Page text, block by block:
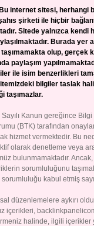
Bu internet sitesi, herhangi
şirketi ile hiçbir
Sitede yalnızca kendi
Burada yer
olup, gerçek
paylaşım
ile isim benzerlikleri
bilgiler taslak
taşımazlar.
Kanun gereğince
(BTK) tarafından
hizmet vermektedir. Bu
olarak denetleme veya
bulunmamaktadır.
sorumluluğunu
kabul etmiş
düzenlemelere aykırı
içerikleri,
halinde, ilgili içerikler